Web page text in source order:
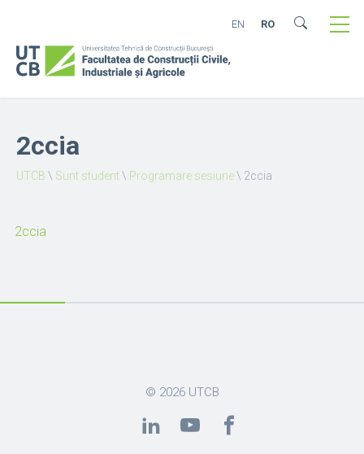
EN RO
2ccia
UTCB \ Sunt student\ Programare sesiune\ 2ccia
2ccia
© 2026 UTCB